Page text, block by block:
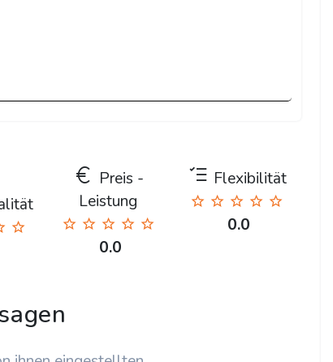
Preis -
Leistung
0.0
Flexibilität
0.0